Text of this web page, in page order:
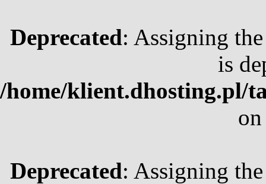
Deprecated: Assigning
is
/home/klient.dhosting.pl/
Deprecated: Assigning